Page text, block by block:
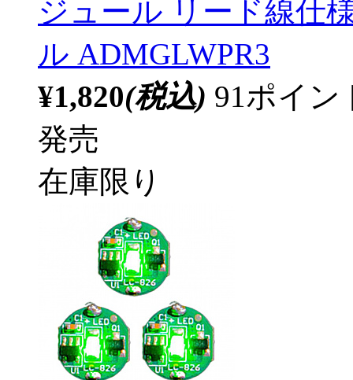
ジュール リード線仕
ル ADMGLWPR3
¥1,820(税込) 91ポイ
発売
在庫限り